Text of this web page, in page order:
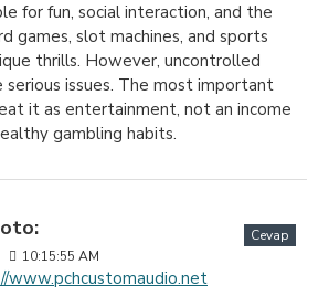
for fun, social interaction, and the
games, slot machines, and sports
thrills. However, uncontrolled
serious issues. The most important
it as entertainment, not an income
gambling habits.
10:15:55 AM
www.pchcustomaudio.net
Cevap